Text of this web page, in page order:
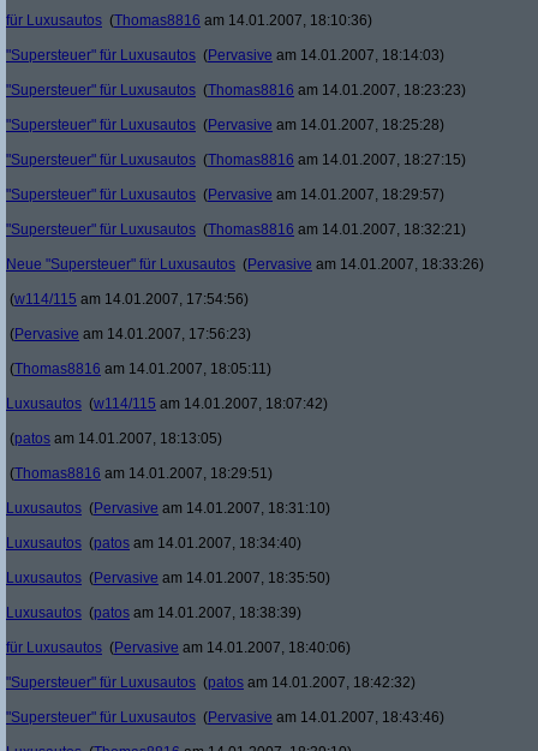
für Luxusautos (Thomas8816 am 14.01.2007, 18:10:36)
"Supersteuer" für Luxusautos (Pervasive am 14.01.2007, 18:14:03)
"Supersteuer" für Luxusautos (Thomas8816 am 14.01.2007, 18:23:23)
"Supersteuer" für Luxusautos (Pervasive am 14.01.2007, 18:25:28)
"Supersteuer" für Luxusautos (Thomas8816 am 14.01.2007, 18:27:15)
"Supersteuer" für Luxusautos (Pervasive am 14.01.2007, 18:29:57)
"Supersteuer" für Luxusautos (Thomas8816 am 14.01.2007, 18:32:21)
Neue "Supersteuer" für Luxusautos (Pervasive am 14.01.2007, 18:33:26)
(w114/115 am 14.01.2007, 17:54:56)
(Pervasive am 14.01.2007, 17:56:23)
(Thomas8816 am 14.01.2007, 18:05:11)
Luxusautos (w114/115 am 14.01.2007, 18:07:42)
(patos am 14.01.2007, 18:13:05)
(Thomas8816 am 14.01.2007, 18:29:51)
Luxusautos (Pervasive am 14.01.2007, 18:31:10)
Luxusautos (patos am 14.01.2007, 18:34:40)
Luxusautos (Pervasive am 14.01.2007, 18:35:50)
Luxusautos (patos am 14.01.2007, 18:38:39)
für Luxusautos (Pervasive am 14.01.2007, 18:40:06)
"Supersteuer" für Luxusautos (patos am 14.01.2007, 18:42:32)
"Supersteuer" für Luxusautos (Pervasive am 14.01.2007, 18:43:46)